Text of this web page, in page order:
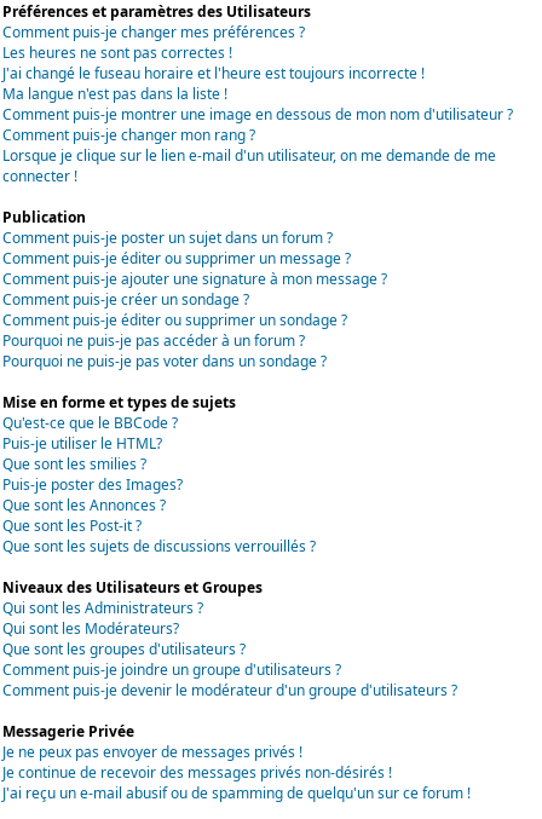
Préférences et paramètres des Utilisateurs
Comment puis-je changer mes préférences ?
Les heures ne sont pas correctes !
J'ai changé le fuseau horaire et l'heure est toujours incorrecte !
Ma langue n'est pas dans la liste !
Comment puis-je montrer une image en dessous de mon nom d'utilisateur ?
Comment puis-je changer mon rang ?
Lorsque je clique sur le lien e-mail d'un utilisateur, on me demande de me
connecter !
Publication
Comment puis-je poster un sujet dans un forum ?
Comment puis-je éditer ou supprimer un message ?
Comment puis-je ajouter une signature à mon message ?
Comment puis-je créer un sondage ?
Comment puis-je éditer ou supprimer un sondage ?
Pourquoi ne puis-je pas accéder à un forum ?
Pourquoi ne puis-je pas voter dans un sondage ?
Mise en forme et types de sujets
Qu'est-ce que le BBCode ?
Puis-je utiliser le HTML?
Que sont les smilies ?
Puis-je poster des Images?
Que sont les Annonces ?
Que sont les Post-it ?
Que sont les sujets de discussions verrouillés ?
Niveaux des Utilisateurs et Groupes
Qui sont les Administrateurs ?
Qui sont les Modérateurs?
Que sont les groupes d'utilisateurs ?
Comment puis-je joindre un groupe d'utilisateurs ?
Comment puis-je devenir le modérateur d'un groupe d'utilisateurs ?
Messagerie Privée
Je ne peux pas envoyer de messages privés !
Je continue de recevoir des messages privés non-désirés !
J'ai reçu un e-mail abusif ou de spamming de quelqu'un sur ce forum !